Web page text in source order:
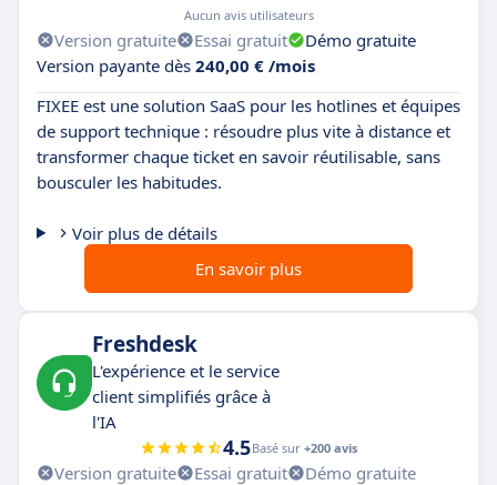
Aucun avis utilisateurs
Version gratuite Essai gratuit
Démo gratuite
Version payante dès 240,00 € /mois
FIXEE est une solution SaaS pour les hotlines et équipes
de support technique : résoudre plus vite à distance et
transformer chaque ticket en savoir réutilisable, sans
bousculer les habitudes.
Voir plus de détails
En savoir plus
Freshdesk
L'expérience et le service
client simplifiés grâce à
l'IA
4.5Basé sur +200 avis
Version gratuite Essai gratuit
Démo gratuite